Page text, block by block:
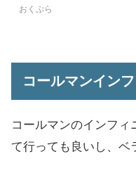
おくぷら
コールマンイン
コールマンのインフィ
て行っても良いし、ベ